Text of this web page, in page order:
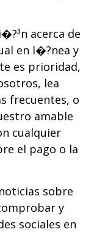
acerca de
en l�?­nea y
es prioridad,
lea
frecuentes, o
amable
cualquier
el pago o la
sobre
y
sociales en